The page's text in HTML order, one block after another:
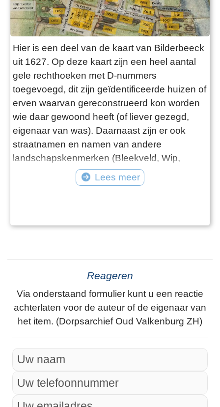
Hier is een deel van de kaart van Bilderbeeck
uit 1627. Op deze kaart zijn een heel aantal
gele rechthoeken met D-nummers
toegevoegd, dit zijn geïdentificeerde huizen of
erven waarvan gereconstrueerd kon worden
wie daar gewoond heeft (of liever gezegd,
eigenaar van was). Daarnaast zijn er ook
straatnamen en namen van andere
landschapskenmerken (Bleekveld, Wip,
Kerkhuis, Tolhuis, boomgaard) toegevoegd.
Meer informatie over elk D-nummer (en ook
opeenvolgende eigenaren/bewoners, en de
Lees meer
Reageren
Via onderstaand formulier kunt u een reactie
achterlaten voor de auteur of de eigenaar van
het item. (Dorpsarchief Oud Valkenburg ZH)